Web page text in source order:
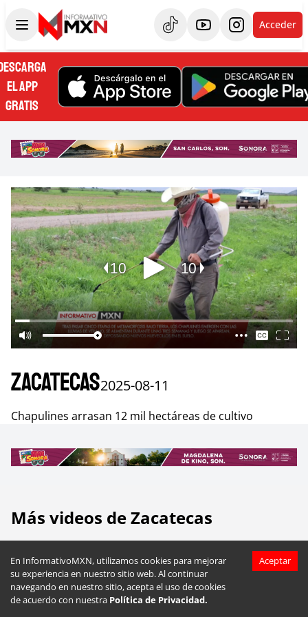
En InformativoMXN, utilizamos cookies para mejorar
su experiencia en nuestro sitio web. Al continuar
navegando en nuestro sitio, acepta el uso de cookies
de acuerdo con nuestra Política de Privacidad.
Aceptar
Acceder
EL APP
GRATIS
Zacatecas2025-08-11
Chapulines arrasan 12 mil hectáreas de cultivo
Más videos deZacatecas